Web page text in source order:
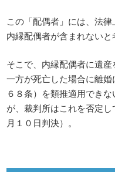
この「配偶者」には、法
内縁配偶者が含まれないと
そこで、内縁配偶者に遺
一方が死亡した場合に離
６８条）を類推適用でき
が、裁判所はこれを否定
月１０日判決）。